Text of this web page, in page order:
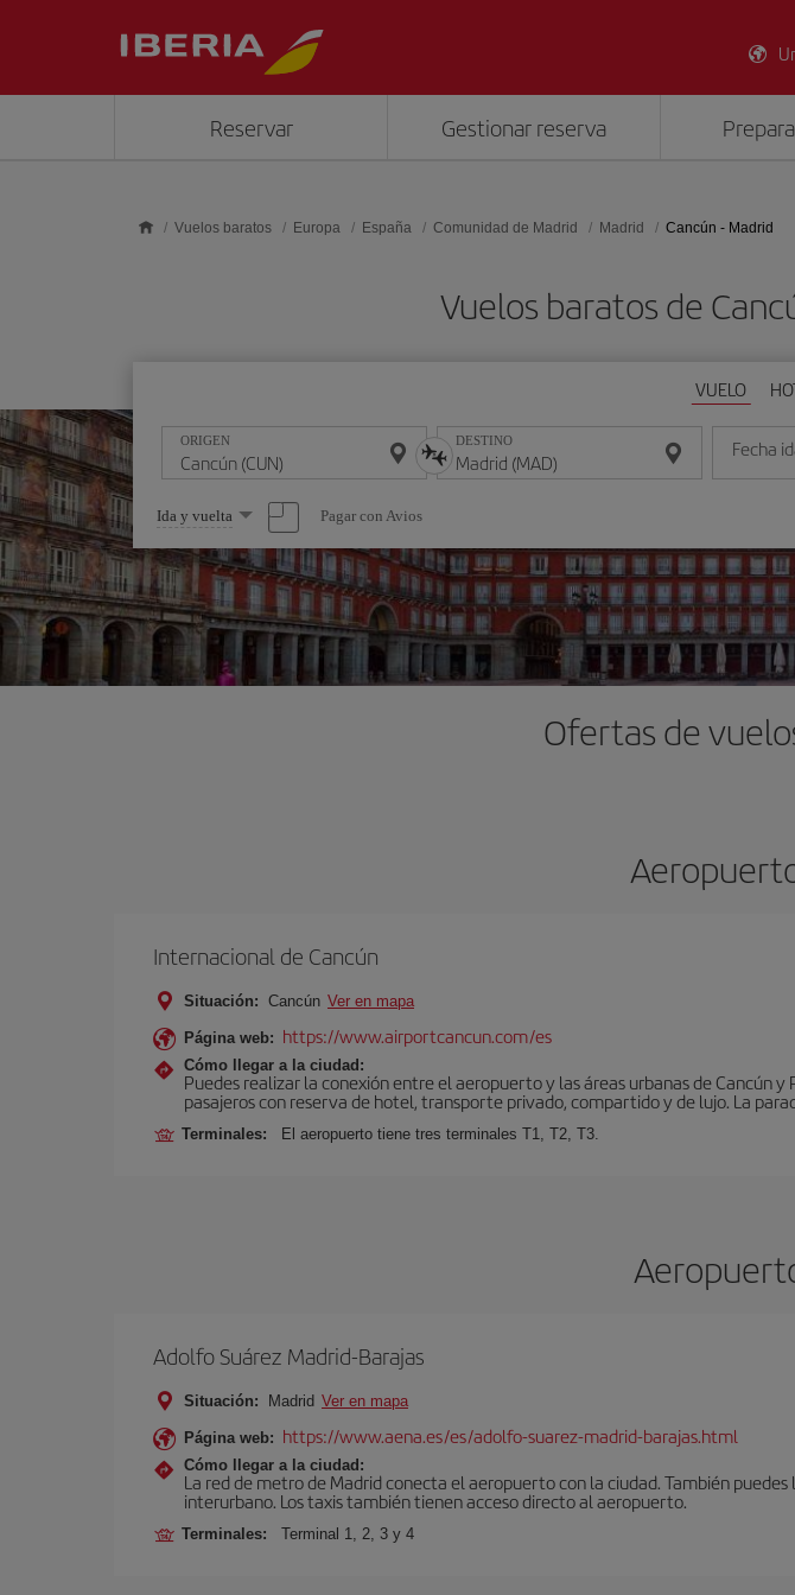
Reservar Gestionar reserva
Vuelos baratos Europa España Comunidad de Madrid Madrid Cancún - Madrid
Vuelos baratos de
VUELO
ORIGEN DESTINO Fecha
Introduce
Seleccione
una
opción
Ida y vuelta Pagar con Avios
Ofertas de
Internacional de Cancún
Situación: Cancún Ver en mapa
Página web: https://www.airportcancun.com/es
Cómo llegar a la ciudad:
Puedes realizar la conexión entre el aeropuerto y las áreas urbanas de Cancún
pasajeros con reserva de hotel, transporte privado, compartido y de lujo. La
Terminales: El aeropuerto tiene tres terminales T1, T2, T3.
Adolfo Suárez Madrid-Barajas
Situación: Madrid Ver en mapa
Página web: https://www.aena.es/es/adolfo-suarez-madrid-barajas.html
Cómo llegar a la ciudad:
La red de metro de Madrid conecta el aeropuerto con la ciudad. También
interurbano. Los taxis también tienen acceso directo al aeropuerto.
Terminales: Terminal 1, 2, 3 y 4